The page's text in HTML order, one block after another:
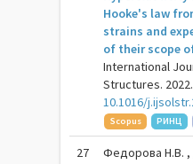
Hooke's law
strains and
of their scope
International
Structures. 2022.
10.1016/
Scopus
РИНЦ
27 Федорова Н.В. ,